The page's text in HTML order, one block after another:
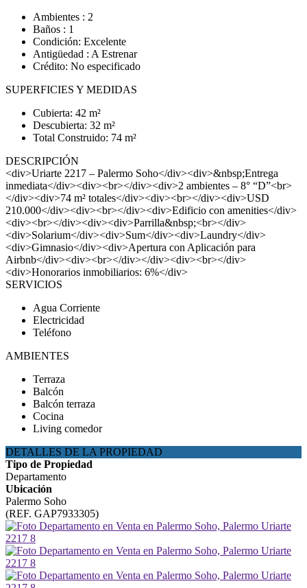
Ambientes : 2
Baños : 1
Condición: Excelente
Antigüedad : A Estrenar
Crédito: No especificado
SUPERFICIES Y MEDIDAS
Cubierta: 42 m²
Descubierta: 32 m²
Total Construido: 74 m²
DESCRIPCIÓN
<div>Uriarte 2217 – Palermo Soho</div><div>&nbsp;Entrega
inmediata</div><div><br></div><div>2 ambientes – 8° “D”<br>
</div><div>74 m² totales</div><div><br></div><div>USD
210.000</div><div><br></div><div>Edificio con amenities</div>
<div><br></div><div><div>Parrilla&nbsp;<br></div>
<div>Solarium</div><div>Sum</div><div>Laundry</div>
<div>Gimnasio</div><div>Apertura con Aplicación para
Airbnb</div><div><br></div></div><div><br></div>
<div>Honorarios inmobiliarios: 6%</div>
SERVICIOS
Agua Corriente
Electricidad
Teléfono
AMBIENTES
Terraza
Balcón
Balcón terraza
Cocina
Living comedor
DETALLES DE LA PROPIEDAD
Tipo de Propiedad
Departamento
Ubicación
Palermo Soho
(REF. GAP7933305)